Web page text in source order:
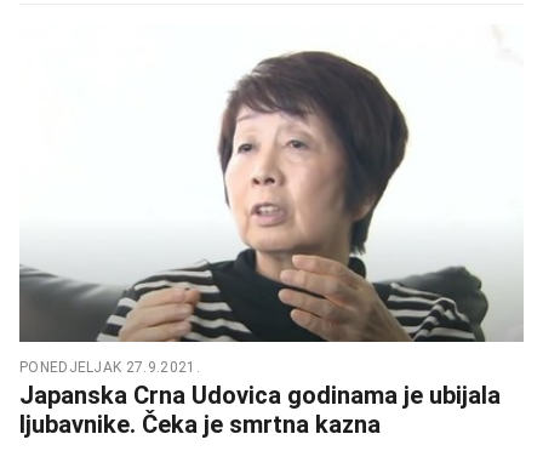
PONEDJELJAK 27.9.2021.
Japanska Crna Udovica godinama je ubijala
ljubavnike. Čeka je smrtna kazna